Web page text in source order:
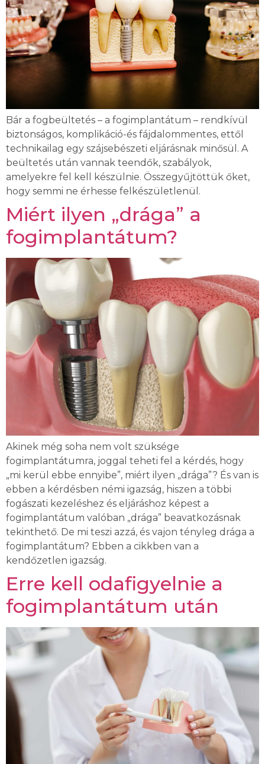
Bár a fogbeültetés – a fogimplantátum – rendkívül
biztonságos, komplikáció-és fájdalommentes, ettől
technikailag egy szájsebészeti eljárásnak minősül. A
beültetés után vannak teendők, szabályok,
amelyekre fel kell készülnie. Összegyűjtöttük őket,
hogy semmi ne érhesse felkészületlenül.
Miért ilyen „drága” a
fogimplantátum?
Akinek még soha nem volt szüksége
fogimplantátumra, joggal teheti fel a kérdés, hogy
„mi kerül ebbe ennyibe”, miért ilyen „drága”? És van is
ebben a kérdésben némi igazság, hiszen a többi
fogászati kezeléshez és eljáráshoz képest a
fogimplantátum valóban „drága” beavatkozásnak
tekinthető. De mi teszi azzá, és vajon tényleg drága a
fogimplantátum? Ebben a cikkben van a
kendőzetlen igazság.
Erre kell odafigyelnie a
fogimplantátum után